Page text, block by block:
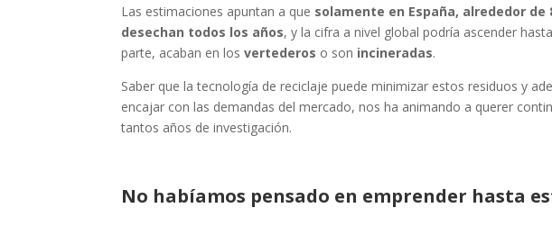
Las estimaciones apuntan a que solamente en España, alrededor
desechan todos los años, y la cifra a nivel global podría ascender
parte, acaban en losvertederos o son incineradas.
Saber que la tecnología de reciclaje puede minimizar estos residuos y
encajar con las demandas del mercado, nos ha animando a querer
tantos años de investigación.
No habíamos pensado en emprender hasta